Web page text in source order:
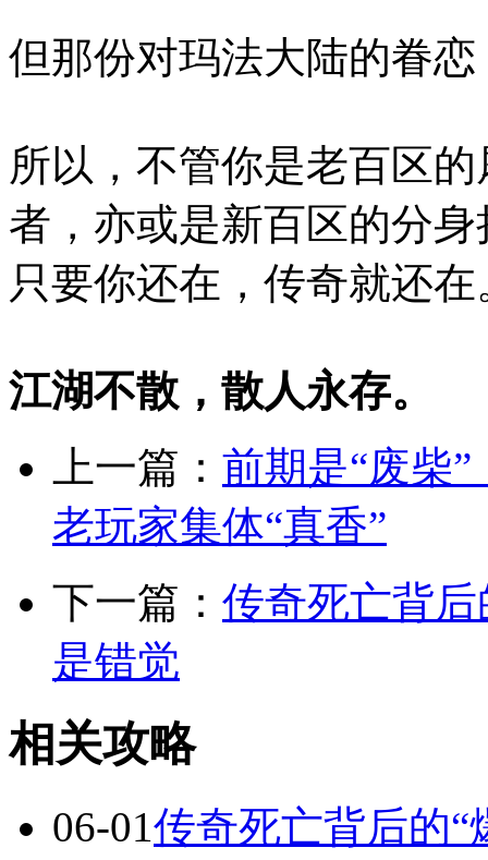
但那份对玛法大陆的眷
所以，不管你是老百区
者，亦或是新百区的分
只要你还在，传奇就还在
江湖不散，散人永存。
上一篇： 前期是“废柴
老玩家集体“真香”
下一篇： 传奇死亡背
是错觉
相关攻略
06-01传奇死亡背后的“